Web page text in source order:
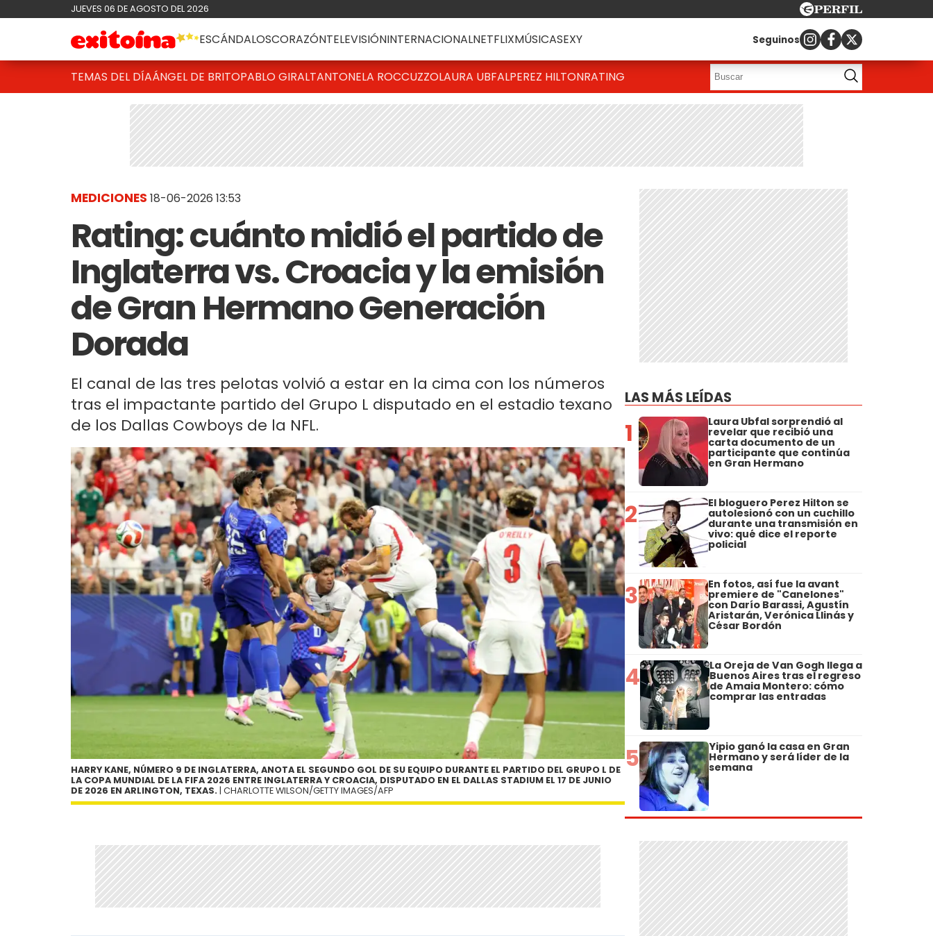
JUEVES 06 DE AGOSTO DEL 2026
ESCÁNDALOSCORAZÓNTELEVISIÓNINTERNACIONALNETFLIXMÚSICASEXY Seguinos
TEMAS DEL DÍAÁNGEL DE BRITOPABLO GIRALTANTONELA ROCCUZZOLAURA UBFALPEREZ HILTONRATING
MEDICIONES 18-06-2026 13:53
Rating: cuánto midió el partido de
Inglaterra vs. Croacia y la emisión
de Gran Hermano Generación
Dorada
El canal de las tres pelotas volvió a estar en la cima con los números
tras el impactante partido del Grupo L disputado en el estadio texano
de los Dallas Cowboys de la NFL.
HARRY KANE, NÚMERO 9 DE INGLATERRA, ANOTA EL SEGUNDO GOL DE SU EQUIPO DURANTE EL PARTIDO DEL GRUPO L DE
LA COPA MUNDIAL DE LA FIFA 2026 ENTRE INGLATERRA Y CROACIA, DISPUTADO EN EL DALLAS STADIUM EL 17 DE JUNIO
DE 2026 EN ARLINGTON, TEXAS. | CHARLOTTE WILSON/GETTY IMAGES/AFP
LAS MÁS LEÍDAS
1 Laura Ubfal sorprendió al
revelar que recibió una
carta documento de un
participante que continúa
en Gran Hermano
2 El bloguero Perez Hilton se
autolesionó con un cuchillo
durante una transmisión en
vivo: qué dice el reporte
policial
3 En fotos, así fue la avant
premiere de "Canelones"
con Darío Barassi, Agustín
Aristarán, Verónica Llinás y
César Bordón
4 La Oreja de Van Gogh llega a
Buenos Aires tras el regreso
de Amaia Montero: cómo
comprar las entradas
5 Yipio ganó la casa en Gran
Hermano y será líder de la
semana